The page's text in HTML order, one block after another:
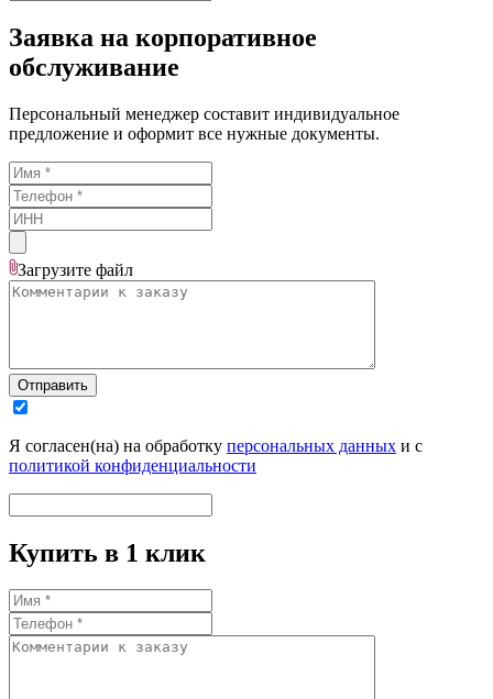
Заявка на корпоративное
обслуживание
Персональный менеджер составит индивидуальное
предложение и оформит все нужные документы.
Загрузите файл
Отправить
Я согласен(на) на обработку персональных данных и с
политикой конфиденциальности
Купить в 1 клик